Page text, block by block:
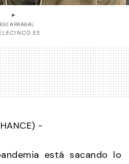
ARRABAL
-
está sacando lo